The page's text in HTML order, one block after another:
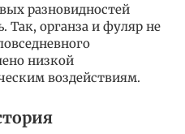
разновидностей
Так, органза и фуляр не
низкой
воздействиям.